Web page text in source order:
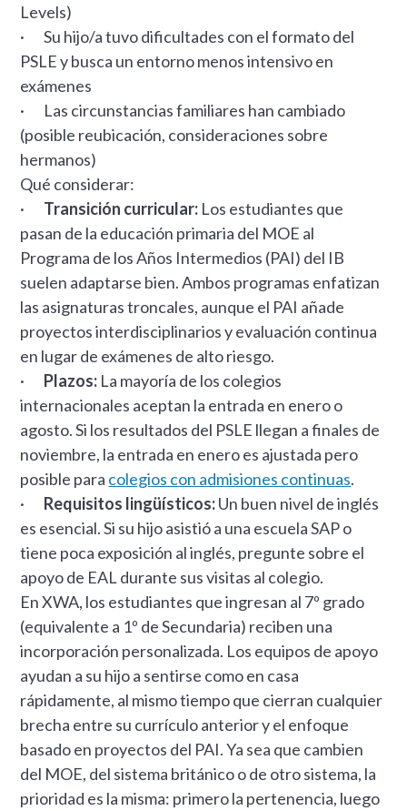
Levels)
· Su hijo/a tuvo dificultades con el formato del
PSLE y busca un entorno menos intensivo en
exámenes
· Las circunstancias familiares han cambiado
(posible reubicación, consideraciones sobre
hermanos)
Qué considerar:
· Transición curricular: Los estudiantes que
pasan de la educación primaria del MOE al
Programa de los Años Intermedios (PAI) del IB
suelen adaptarse bien. Ambos programas enfatizan
las asignaturas troncales, aunque el PAI añade
proyectos interdisciplinarios y evaluación continua
en lugar de exámenes de alto riesgo.
· Plazos: La mayoría de los colegios
internacionales aceptan la entrada en enero o
agosto. Si los resultados del PSLE llegan a finales de
noviembre, la entrada en enero es ajustada pero
posible para colegios con admisiones continuas.
· Requisitos lingüísticos:Un buen nivel de inglés
es esencial. Si su hijo asistió a una escuela SAP o
tiene poca exposición al inglés, pregunte sobre el
apoyo de EAL durante sus visitas al colegio.
En XWA, los estudiantes que ingresan al 7º grado
(equivalente a 1º de Secundaria) reciben una
incorporación personalizada. Los equipos de apoyo
ayudan a su hijo a sentirse como en casa
rápidamente, al mismo tiempo que cierran cualquier
brecha entre su currículo anterior y el enfoque
basado en proyectos del PAI. Ya sea que cambien
del MOE, del sistema británico o de otro sistema, la
prioridad es la misma: primero la pertenencia, luego